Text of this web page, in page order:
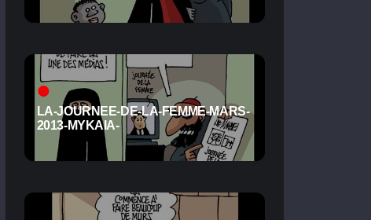
LA-JOURNEE-DE-LA-FEMME-MARS-
2013-MYKAIA-